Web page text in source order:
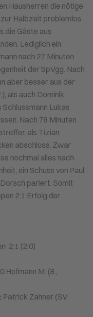
Hausherren die nötige
Halbzeit problemlos
die Gäste aus
Lediglich ein
nach 27 Minuten
der SpVgg. Nach
aber besser aus der
als auch Dominik
Lukas
Nach 78 Minuten
als Tizian
abschloss. Zwar
nochmal alles nach
ein Schuss von Paul
pariert. Somit
2:1 Erfolg der
2:1 (2:0)
Hofmann M. (8.,
Patrick Zahner (SV